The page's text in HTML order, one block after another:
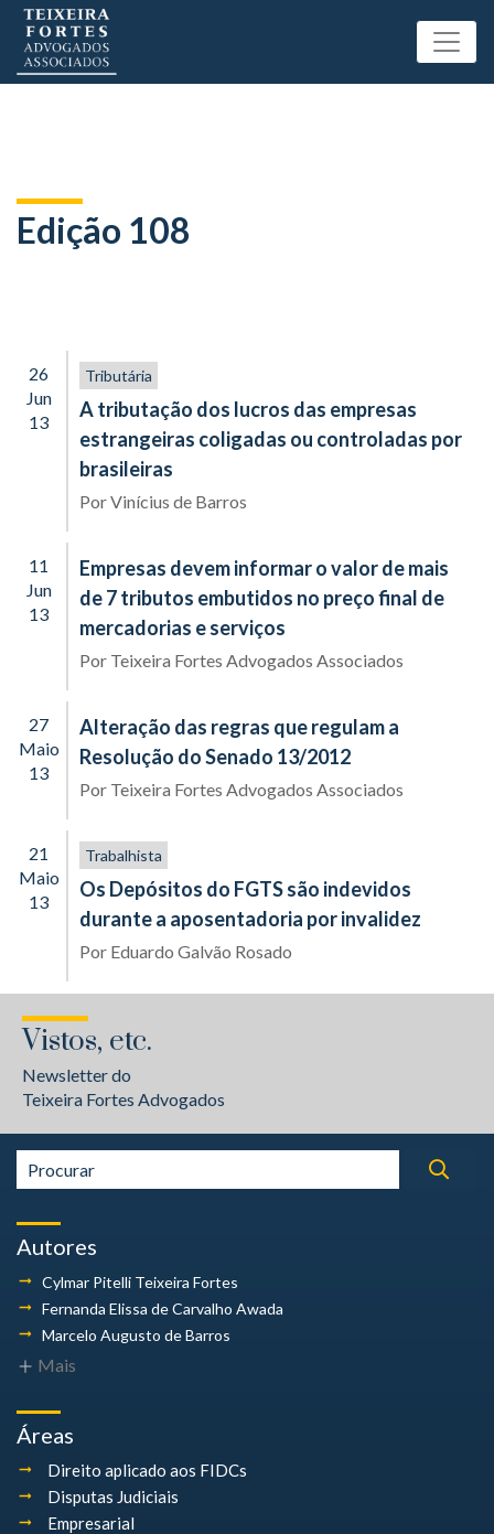
Edição 108
26
Jun
13
Tributária
A tributação dos lucros das empresas
estrangeiras coligadas ou controladas por
brasileiras
PorVinícius de Barros
11
Jun
13
Empresas devem informar o valor de mais
de 7 tributos embutidos no preço final de
mercadorias e serviços
Por Teixeira Fortes Advogados Associados
27
Maio
13
Alteração das regras que regulam a
Resolução do Senado 13/2012
Por Teixeira Fortes Advogados Associados
21
Maio
13
Trabalhista
Os Depósitos do FGTS são indevidos
durante a aposentadoria por invalidez
Por Eduardo Galvão Rosado
Vistos, etc.
Newsletter do
Teixeira Fortes Advogados
Autores
Cylmar Pitelli Teixeira Fortes
Fernanda Elissa de Carvalho Awada
Marcelo Augusto de Barros
Mais
Áreas
Direito aplicado aos FIDCs
Disputas Judiciais
Empresarial